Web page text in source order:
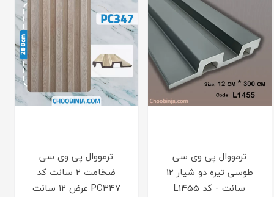
ترمووال پی وی سی
طوسی تیره دو شیار 12
سانت - کد L1455
ترمووال پی وی سی
ضخامت ۲ سانت کد
PC347 عرض ۱۲ سانت